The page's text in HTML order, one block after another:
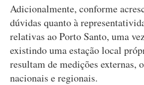
Adicionalmente, conforme
dúvidas quanto à
relativas ao Porto Santo, uma
existindo uma estação local
resultam de medições externas,
nacionais e regionais.